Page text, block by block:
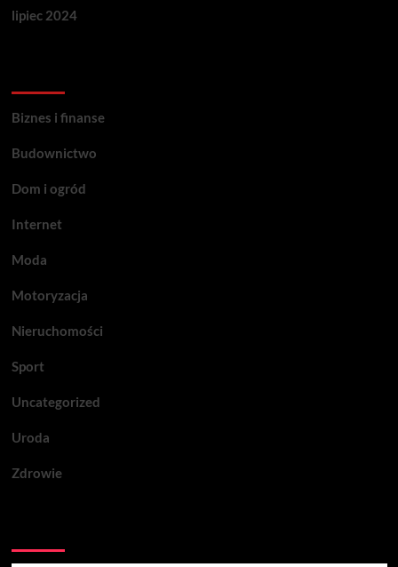
lipiec 2024
Biznes i finanse
Budownictwo
Dom i ogród
Internet
Moda
Motoryzacja
Nieruchomości
Sport
Uncategorized
Uroda
Zdrowie